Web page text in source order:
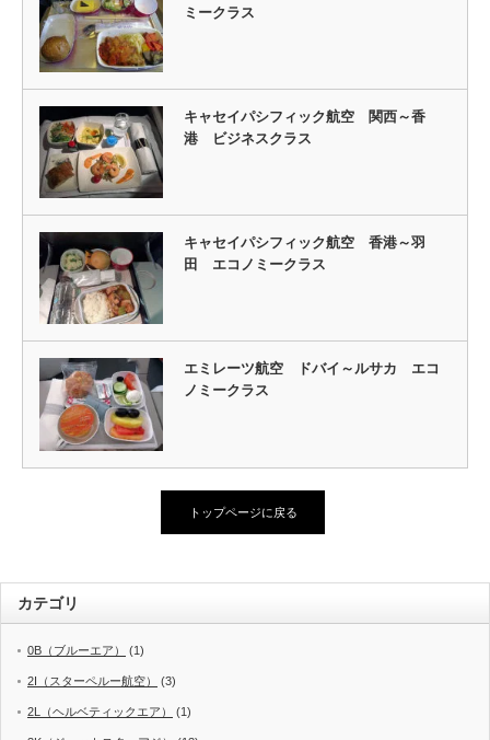
ミークラス
キャセイパシフィック航空 関西～香
港 ビジネスクラス
キャセイパシフィック航空 香港～羽
田 エコノミークラス
エミレーツ航空 ドバイ～ルサカ エコ
ノミークラス
トップページに戻る
カテゴリ
0B（ブルーエア） (1)
2I（スターペルー航空） (3)
2L（ヘルベティックエア） (1)